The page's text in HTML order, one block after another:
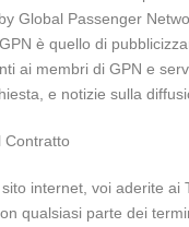
Global Passenger
è quello di
ai membri di GPN e
e notizie sulla
Contratto
internet, voi aderite ai
qualsiasi parte dei